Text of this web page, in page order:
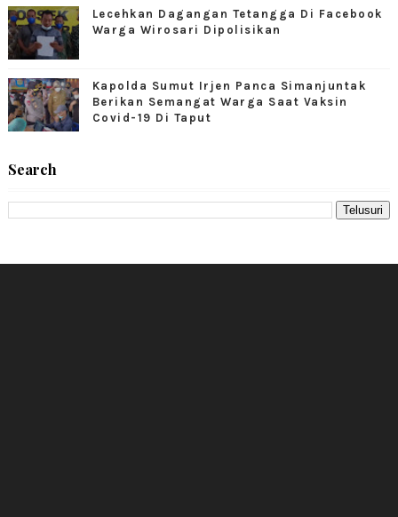
Lecehkan Dagangan Tetangga Di Facebook
Warga Wirosari Dipolisikan
Kapolda Sumut Irjen Panca Simanjuntak
Berikan Semangat Warga Saat Vaksin
Covid-19 Di Taput
Search